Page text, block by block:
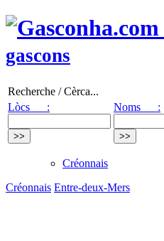
gascons
Recherche / Cèrca...
Lòcs :
Noms :
Créonnais
Créonnais Entre-deux-Mers